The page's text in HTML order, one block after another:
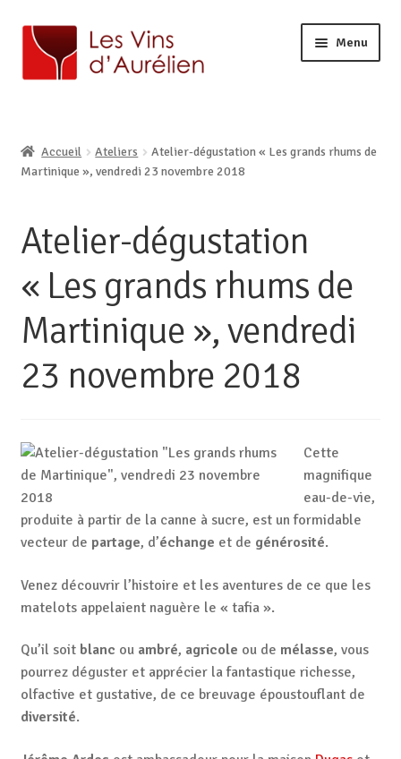
Menu
le
BOUTIQUE EN LIGNE
AURÉLIEN, CAVISTE À LILLE
Accueil Ateliers
Atelier-dégustation « Les grands rhums de
Martinique », vendredi 23 novembre 2018
Atelier-dégustation
« Les grands rhums de
Martinique », vendredi
23 novembre 2018
Cette
magnifique
eau-de-vie,
produite à partir de la canne à sucre, est un formidable
vecteur de partage, d’échange et de générosité.
Venez découvrir l’histoire et les aventures de ce que les
matelots appelaient naguère le « tafia ».
Qu’il soit blanc ou ambré, agricole ou de mélasse, vous
pourrez déguster et apprécier la fantastique richesse,
olfactive et gustative, de ce breuvage époustouflant de
diversité.